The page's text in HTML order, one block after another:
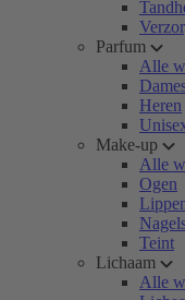
Parfum
Alle
Heren
Make-up
Alle
Ogen
Teint
Lichaam
Alle